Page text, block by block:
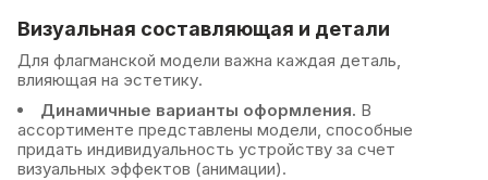
Визуальная составляющая и детали
Для флагманской модели важна каждая деталь,
влияющая на эстетику.
Динамичные варианты оформления. В
ассортименте представлены модели, способные
придать индивидуальность устройству за счет
визуальных эффектов (анимации).